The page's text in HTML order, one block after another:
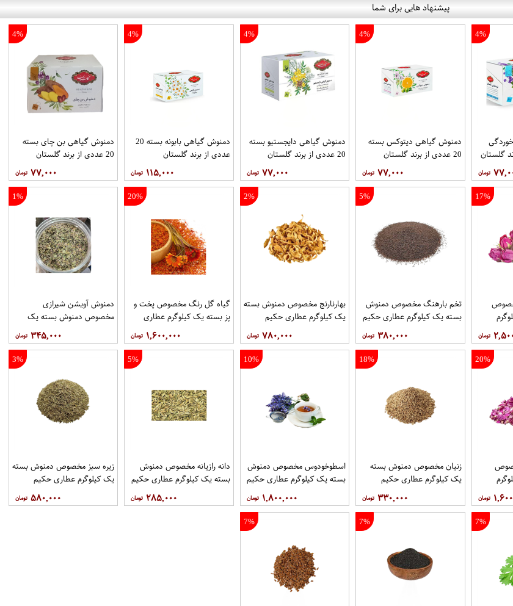
پیشنهاد هایی برای شما
4%
4%
دمنوش گیاهی دیتوکس بسته
20 عددی از برند گلستان
۷۷,۰۰۰
4%
دمنوش گیاهی دایجستیو بسته
20 عددی از برند گلستان
۷۷,۰۰۰
4%
دمنوش گیاهی بابونه بسته 20
عددی از برند گلستان
۱۱۵,۰۰۰
4%
دمنوش گیاهی بن چای بسته
20 عددی از برند گلستان
۷۷,۰۰۰
17%
5%
تخم بارهنگ مخصوص دمنوش
بسته یک کیلوگرم عطاری حکیم
۳۸۰,۰۰۰
2%
بهارنارنج مخصوص دمنوش بسته
یک کیلوگرم عطاری حکیم
۷۸۰,۰۰۰
20%
گیاه گل رنگ مخصوص پخت و
پز بسته یک کیلوگرم عطاری
۱,۶۰۰,۰۰۰
1%
دمنوش آویشن شیرازی
مخصوص دمنوش بسته یک
۳۴۵,۰۰۰
20%
18%
زنیان مخصوص دمنوش بسته
یک کیلوگرم عطاری حکیم
۳۳۰,۰۰۰
10%
اسطوخودوس مخصوص دمنوش
بسته یک کیلوگرم عطاری حکیم
۱,۸۰۰,۰۰۰
5%
دانه رازیانه مخصوص دمنوش
بسته یک کیلوگرم عطاری حکیم
۲۸۵,۰۰۰
3%
زیره سبز مخصوص دمنوش بسته
یک کیلوگرم عطاری حکیم
۵۸۰,۰۰۰
7%
7%
7%